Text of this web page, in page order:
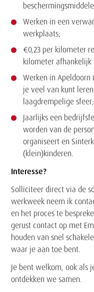
Werken in een
werkplaats;
€0,23 per kilometer
kilometer
Werken in Apeldoorn
je veel van kunt
laagdrempelige sfeer;
Jaarlijks een
worden van de
organiseert en
(klein)kinderen.
Interesse?
Solliciteer direct via de
werkweek neem ik
en het proces te
gerust contact op met
houden van snel
waar je aan toe bent.
Je bent welkom, ook als
ontdekken we samen.